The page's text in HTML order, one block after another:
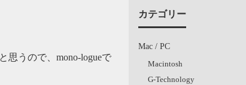
思うので、mono-logueで
カテゴリー
Mac / PC
Macintosh
G-Technology